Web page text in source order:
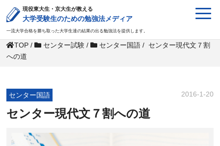
現役東大生・京大生が教える
大学受験生のための勉強法メディア
一流大学合格を勝ち取った大学生達の結果の出る勉強法を提供します。
TOP / センター試験 / センター国語 / センター現代文７割
への道
センター国語 2016-1-20
センター現代文７割への道